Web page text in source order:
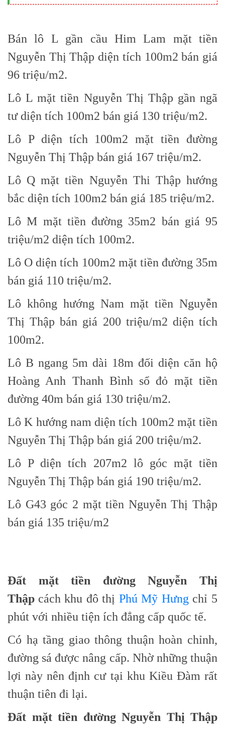
Bán lô L gần cầu Him Lam mặt tiền
Nguyễn Thị Thập diện tích 100m2 bán giá
96 triệu/m2.
Lô L mặt tiền Nguyễn Thị Thập gần ngã
tư diện tích 100m2 bán giá 130 triệu/m2.
Lô P diện tích 100m2 mặt tiền đường
Nguyễn Thị Thập bán giá 167 triệu/m2.
Lô Q mặt tiền Nguyễn Thi Thập hướng
bắc diện tích 100m2 bán giá 185 triệu/m2.
Lô M mặt tiền đường 35m2 bán giá 95
triệu/m2 diện tích 100m2.
Lô O diện tích 100m2 mặt tiền đường 35m
bán giá 110 triệu/m2.
Lô không hướng Nam mặt tiền Nguyễn
Thị Thập bán giá 200 triệu/m2 diện tích
100m2.
Lô B ngang 5m dài 18m đối diện căn hộ
Hoàng Anh Thanh Bình sổ đỏ mặt tiền
đường 40m bán giá 130 triệu/m2.
Lô K hướng nam diện tích 100m2 mặt tiền
Nguyễn Thị Thập bán giá 200 triệu/m2.
Lô P diện tích 207m2 lô góc mặt tiền
Nguyễn Thị Thập bán giá 190 triệu/m2.
Lô G43 góc 2 mặt tiền Nguyễn Thị Thập
bán giá 135 triệu/m2
Đất mặt tiền đường Nguyễn Thị
Thập cách khu đô thị Phú Mỹ Hưng chỉ 5
phút với nhiều tiện ích đẳng cấp quốc tế.
Có hạ tầng giao thông thuận hoàn chỉnh,
đường sá được nâng cấp. Nhờ những thuận
lợi này nên định cư tại khu Kiều Đàm rất
thuận tiên đi lại.
Đất mặt tiền đường Nguyễn Thị Thập